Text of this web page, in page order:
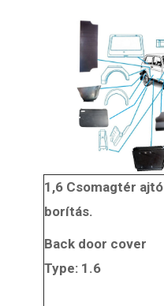
1,6 Csomagtér ajtó
borítás.
Back door cover
Type: 1.6